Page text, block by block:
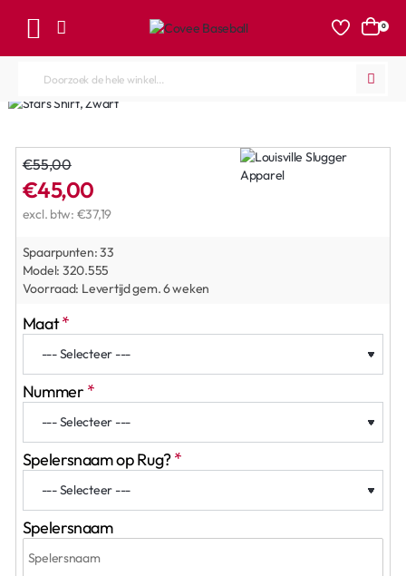
0
Doorzoek
de
winkel...
Spaarpunten:33
Model: 320.555
Voorraad: Levertijd gem. 6 weken
€45,00
€55,00
excl. btw: €37,19
Maat
Nummer
Spelersnaam op Rug?
Spelersnaam